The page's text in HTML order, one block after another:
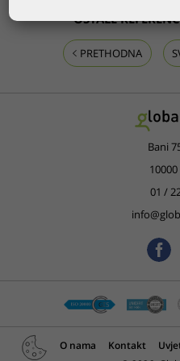
OSTALE
PRETHODNA
Bani
01 /
O nama Kontakt